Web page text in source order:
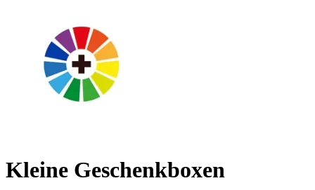
Kleine Geschenkboxen